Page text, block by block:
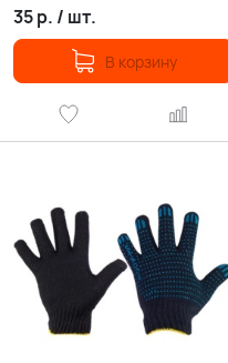
35р. / шт.
В корзину